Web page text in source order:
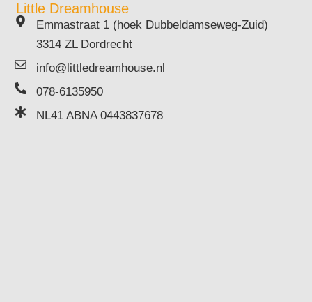
Little Dreamhouse
Emmastraat 1 (hoek Dubbeldamseweg-Zuid)
3314 ZL Dordrecht
info@littledreamhouse.nl
078-6135950
NL41 ABNA 0443837678